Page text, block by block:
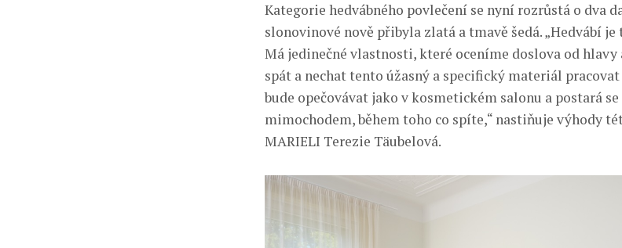
Kategorie hedvábného povlečení se nyní rozrůstá o dva
slonovinové nově přibyla zlatá a tmavě šedá. „Hedvábí je
Má jedinečné vlastnosti, které oceníme doslova od hlavy
spát a nechat tento úžasný a specifický materiál pracovat
bude opečovávat jako v kosmetickém salonu a postará se
mimochodem, během toho co spíte,“ nastiňuje výhody
MARIELI Terezie Täubelová.